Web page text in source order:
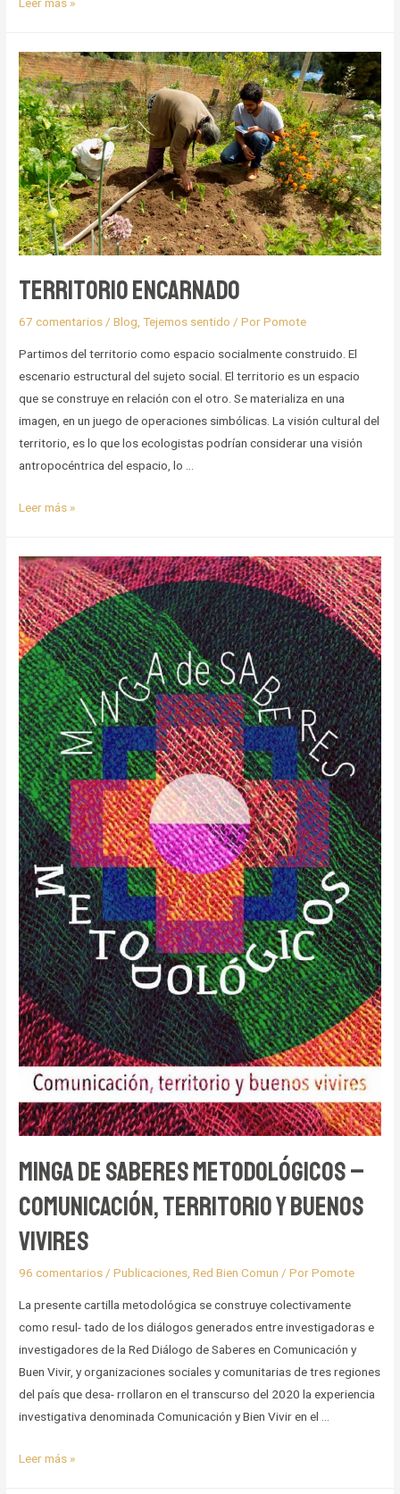
«Voces,
memorias
y
experiencias
de
líderes
y
lideresas
por
cuidado
vida
y
la
defensa
de
los
Territorio encarnado
67 comentarios/Blog,Tejemos sentido / PorPomote
Partimos del territorio como espacio socialmente construido. El
escenario estructural del sujeto social. El territorio es un espacio
que se construye en relación con el otro. Se materializa en una
imagen, en un juego de operaciones simbólicas. La visión cultural del
territorio, es lo que los ecologistas podrían considerar una visión
antropocéntrica del espacio, lo …
Territorio
Leer más »
Minga de Saberes Metodológicos –
Comunicación, territorio y buenos
vivires
96 comentarios /Publicaciones ,Red Bien Comun / PorPomote
La presente cartilla metodológica se construye colectivamente
como resul- tado de los diálogos generados entre investigadoras e
investigadores de la Red Diálogo de Saberes en Comunicación y
Buen Vivir, y organizaciones sociales y comunitarias de tres regiones
del país que desa- rrollaron en el transcurso del 2020 la experiencia
investigativa denominada Comunicación y Bien Vivir en el …
Minga
Leer más »